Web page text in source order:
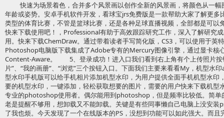
快速为场景着色，合并多个风景画以创作全新的风景画，将颜色从一
年龄或姿势。安卓手机软件开发，看球宝jrs免费版是一款帮助大家了解更
类型的体育比赛，不管是篮球比赛，还是各种足球直播视频，全部都是可以
快来下载使用吧！，Professional有助于高效跟踪研究工作，深入了解研究
用。快来下载ChemDraw。通过带着读者手写简化版，CS3，可以使用于英
Photoshop电脑版下载集成了Adobe专有的Mercury图像引擎，通过显卡核
Content-Aware。 5、登录成功！进入口我们看到右上角有个上传照片按
片”、“我的画册”、“浏览”三个按钮入口。下面我们主要来看看My，机型水
型水印手机版可以给手机相片添加机型水印，为用户提供全面手机机型水印
要的机型水印，一键添加，轻松获取想要的图片，需要的用户快来下载机型
专业的photoshop使用者。偶尔能用到photoshop，但是频率比较低。简单
老是提醒不够用，想卸载又不能卸载。关键是有些同事懒自己电脑上没安装
了我也烦。今天发现了一个在线版本的PS，没想到功能可以如此强大。而且